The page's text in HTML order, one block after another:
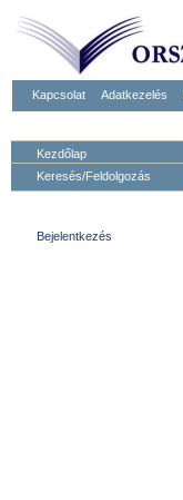
Kapcsolat Adatkezelés
Kezdőlap
Keresés/Feldolgozás
Bejelentkezés